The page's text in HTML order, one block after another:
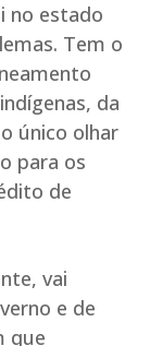
no estado
Tem o
da
único olhar
para os
de
vai
e de
que